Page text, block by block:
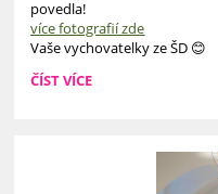
povedla!
více fotografií zde
Vaše vychovatelky ze ŠD 😊
ADVENT
ČÍST VÍCE